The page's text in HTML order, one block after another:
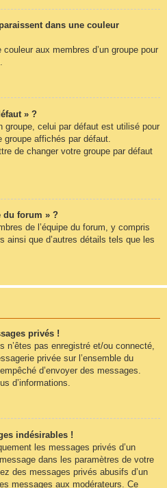
dans une couleur
couleur aux membres d’un groupe pour
» ?
groupe, celui par défaut est utilisé pour
affichés par défaut.
de changer votre groupe par défaut
du forum » ?
de l’équipe du forum, y compris
ainsi que d’autres détails tels que les
privés !
n’êtes pas enregistré et/ou connecté,
privée sur l’ensemble du
d’envoyer des messages.
d’informations.
indésirables !
les messages privés d’un
dans les paramètres de votre
des messages privés abusifs d’un
messages aux modérateurs. Ce